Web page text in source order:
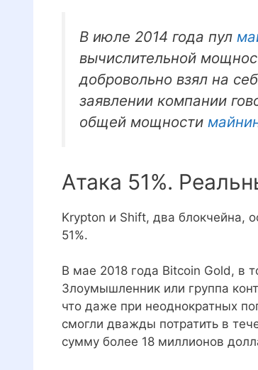
В июле 2014 года пул
вычислительной
добровольно взял на
заявлении компании
общей мощности
Атака 51%.
Krypton и Shift, два блокчейна,
51%.
В мае 2018 года Bitcoin Gold, в
Злоумышленник или группа
что даже при неоднократных
смогли дважды потратить в
сумму более 18 миллионов